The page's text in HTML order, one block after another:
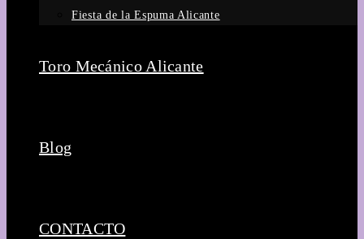
Fiesta de la Espuma Alicante
Toro Mecánico Alicante
Blog
CONTACTO